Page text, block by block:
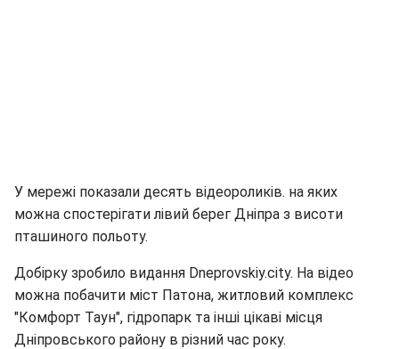
У мережі показали десять відеороликів. на яких
можна спостерігати лівий берег Дніпра з висоти
пташиного польоту.
Добірку зробило видання Dneprovskiy.city. На відео
можна побачити міст Патона, житловий комплекс
"Комфорт Таун", гідропарк та інші цікаві місця
Дніпровського району в різний час року.